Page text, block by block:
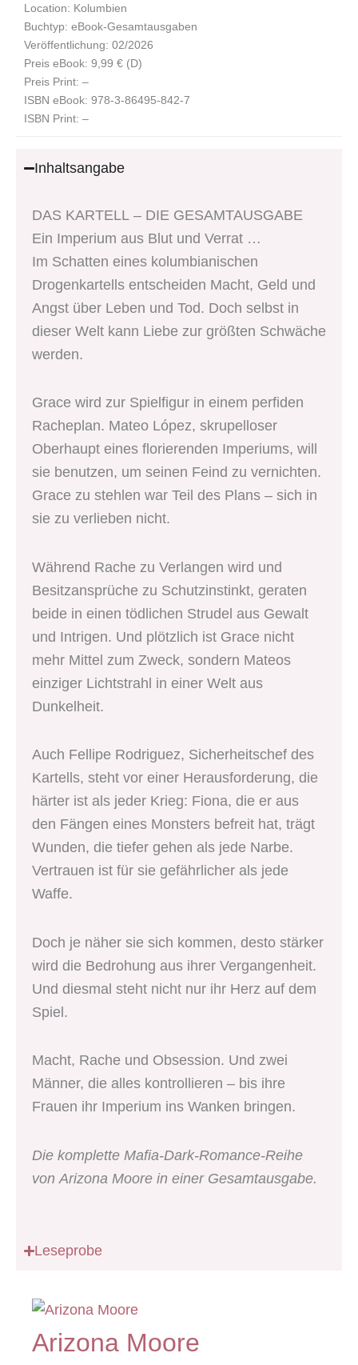
Location: Kolumbien
Buchtyp: eBook-Gesamtausgaben
Veröffentlichung: 02/2026
Preis eBook: 9,99 € (D)
Preis Print: –
ISBN eBook: 978-3-86495-842-7
ISBN Print: –
Inhaltsangabe
DAS KARTELL – DIE GESAMTAUSGABE
Ein Imperium aus Blut und Verrat …
Im Schatten eines kolumbianischen
Drogenkartells entscheiden Macht, Geld und
Angst über Leben und Tod. Doch selbst in
dieser Welt kann Liebe zur größten Schwäche
werden.
Grace wird zur Spielfigur in einem perfiden
Racheplan. Mateo López, skrupelloser
Oberhaupt eines florierenden Imperiums, will
sie benutzen, um seinen Feind zu vernichten.
Grace zu stehlen war Teil des Plans – sich in
sie zu verlieben nicht.
Während Rache zu Verlangen wird und
Besitzansprüche zu Schutzinstinkt, geraten
beide in einen tödlichen Strudel aus Gewalt
und Intrigen. Und plötzlich ist Grace nicht
mehr Mittel zum Zweck, sondern Mateos
einziger Lichtstrahl in einer Welt aus
Dunkelheit.
Auch Fellipe Rodriguez, Sicherheitschef des
Kartells, steht vor einer Herausforderung, die
härter ist als jeder Krieg: Fiona, die er aus
den Fängen eines Monsters befreit hat, trägt
Wunden, die tiefer gehen als jede Narbe.
Vertrauen ist für sie gefährlicher als jede
Waffe.
Doch je näher sie sich kommen, desto stärker
wird die Bedrohung aus ihrer Vergangenheit.
Und diesmal steht nicht nur ihr Herz auf dem
Spiel.
Macht, Rache und Obsession. Und zwei
Männer, die alles kontrollieren – bis ihre
Frauen ihr Imperium ins Wanken bringen.
Die komplette Mafia-Dark-Romance-Reihe
von Arizona Moore in einer Gesamtausgabe.
Leseprobe
Arizona Moore